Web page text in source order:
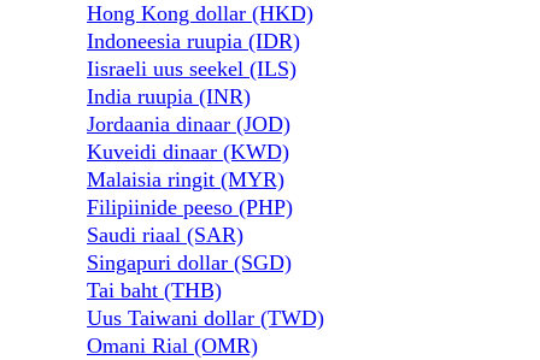
Hong Kong dollar (HKD)
Indoneesia ruupia (IDR)
Iisraeli uus seekel (ILS)
India ruupia (INR)
Jordaania dinaar (JOD)
Kuveidi dinaar (KWD)
Malaisia ​​ringit (MYR)
Filipiinide peeso (PHP)
Saudi riaal (SAR)
Singapuri dollar (SGD)
Tai baht (THB)
Uus Taiwani dollar (TWD)
Omani Rial (OMR)